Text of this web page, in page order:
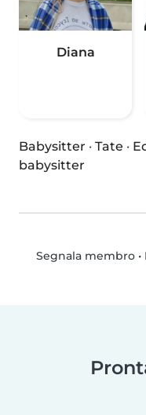
Diana
Babysitter · Tate ·
babysitter
Segnala membro•